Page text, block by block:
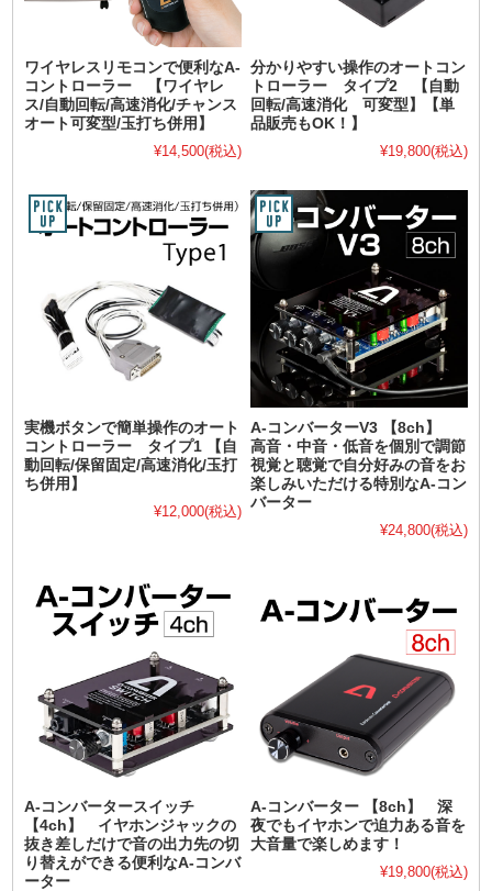
ワイヤレスリモコンで便利なA-
コントローラー 【ワイヤレ
ス/自動回転/高速消化/チャンス
オート可変型/玉打ち併用】
¥14,500(税込)
分かりやすい操作のオートコン
トローラー タイプ2 【自動
回転/高速消化 可変型】【単
品販売もOK！】
¥19,800(税込)
実機ボタンで簡単操作のオート
コントローラー タイプ1 【自
動回転/保留固定/高速消化/玉打
ち併用】
¥12,000(税込)
A-コンバーターV3 【8ch】
高音・中音・低音を個別で調節
視覚と聴覚で自分好みの音をお
楽しみいただける特別なA-コン
バーター
¥24,800(税込)
A-コンバータースイッチ
【4ch】 イヤホンジャックの
抜き差しだけで音の出力先の切
り替えができる便利なA-コンバ
ーター
A-コンバーター 【8ch】 深
夜でもイヤホンで迫力ある音を
大音量で楽しめます！
¥19,800(税込)